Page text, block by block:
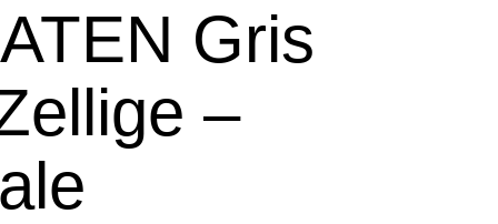
Gris
–